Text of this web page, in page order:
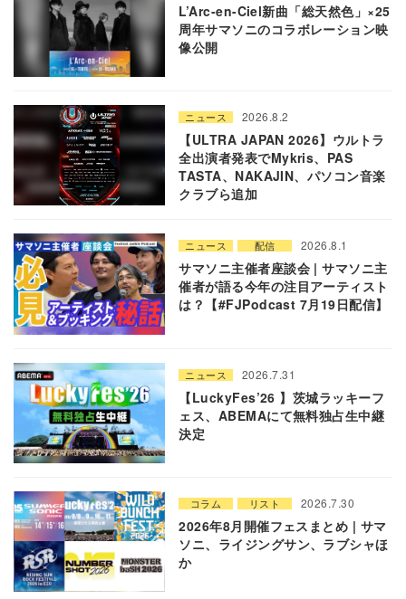
L’Arc-en-Ciel新曲「総天然色」×25
周年サマソニのコラボレーション映
像公開
ニュース 2026.8.2
【ULTRA JAPAN 2026】ウルトラ
全出演者発表でMykris、PAS
TASTA、NAKAJIN、パソコン音楽
クラブら追加
ニュース 配信 2026.8.1
サマソニ主催者座談会 | サマソニ主
催者が語る今年の注目アーティスト
は？【#FJPodcast 7月19日配信】
ニュース 2026.7.31
【LuckyFes’26 】茨城ラッキーフ
ェス、ABEMAにて無料独占生中継
決定
コラム リスト 2026.7.30
2026年8月開催フェスまとめ | サマ
ソニ、ライジングサン、ラブシャほ
か